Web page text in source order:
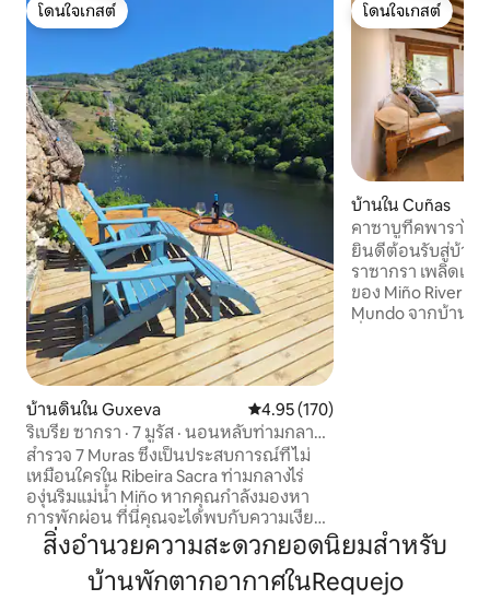
โดนใจเกสต์
โดนใจเกสต์
บ้านดินใน Guxeva คะแนนเฉลี่ย 4.95 จาก 5, 170 รีวิว
4.95 (170)
ริเบรีย ซากรา · 7 มูรัส · นอนหลับท่ามกลาง
ไร่องุ่น
สำรวจ 7 Muras ซึ่งเป็นประสบการณ์ที่ไม่
เหมือนใครใน Ribeira Sacra ท่ามกลางไร่
องุ่นริมแม่น้ำ Miño หากคุณกำลังมองหา
การพักผ่อน ที่นี่คุณจะได้พบกับความเงียบ
สงบ ธรรมชาติ และความสงบ คุณจะได้นอน
ในโรงบ่มไวน์แบบดั้งเดิมที่ได้รับการบูรณะ
อย่างมีเสน่ห์ในบรรยากาศที่ไม่เหมือนใคร
โดนใจเกสต์
โดนใจเกสต์
บ้านใน Cuñas
คาซาบูทีคพาราได
ยินดีต้อนรับสู่บ้านห
ราซากรา เพลิดเพลินกับวิวที่น่าประทับใจ
ของ Miño River
Mundo จากบ้านใ
สิ่งอำนวยความสะดวกยอดนิยมสำหรับ
บ้านพักตากอากาศในRequejo